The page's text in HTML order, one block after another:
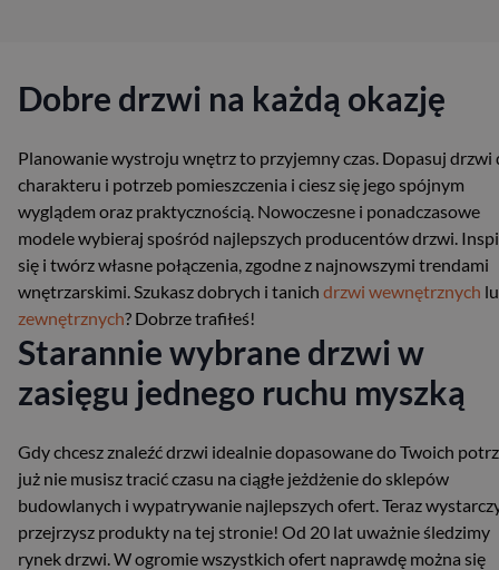
Dobre drzwi na każdą okazję
Planowanie wystroju wnętrz to przyjemny czas. Dopasuj drzwi
charakteru i potrzeb pomieszczenia i ciesz się jego spójnym
wyglądem oraz praktycznością. Nowoczesne i ponadczasowe
modele wybieraj spośród najlepszych producentów drzwi.
się i twórz własne połączenia, zgodne z najnowszymi trendami
wnętrzarskimi. Szukasz dobrych i tanich drzwi wewnętrznych
zewnętrznych? Dobrze trafiłeś!
Starannie wybrane drzwi w
zasięgu jednego ruchu myszką
Gdy chcesz znaleźć drzwi idealnie dopasowane do Twoich
już nie musisz tracić czasu na ciągłe jeżdżenie do sklepów
budowlanych i wypatrywanie najlepszych ofert. Teraz
przejrzysz produkty na tej stronie! Od 20 lat uważnie śledzimy
rynek drzwi. W ogromie wszystkich ofert naprawdę można się